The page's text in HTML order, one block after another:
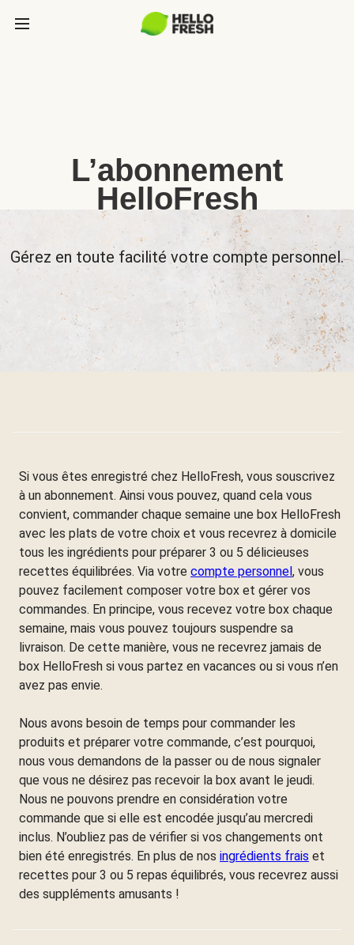
L’abonnement
HelloFresh
Gérez en toute facilité votre compte personnel.
Si vous êtes enregistré chez HelloFresh, vous souscrivez
à un abonnement. Ainsi vous pouvez, quand cela vous
convient, commander chaque semaine une box HelloFresh
avec les plats de votre choix et vous recevrez à domicile
tous les ingrédients pour préparer 3 ou 5 délicieuses
recettes équilibrées. Via votre compte personnel, vous
pouvez facilement composer votre box et gérer vos
commandes. En principe, vous recevez votre box chaque
semaine, mais vous pouvez toujours suspendre sa
livraison. De cette manière, vous ne recevrez jamais de
box HelloFresh si vous partez en vacances ou si vous n’en
avez pas envie.
Nous avons besoin de temps pour commander les
produits et préparer votre commande, c’est pourquoi,
nous vous demandons de la passer ou de nous signaler
que vous ne désirez pas recevoir la box avant le jeudi.
Nous ne pouvons prendre en considération votre
commande que si elle est encodée jusqu’au mercredi
inclus. N’oubliez pas de vérifier si vos changements ont
bien été enregistrés. En plus de nos ingrédients frais et
recettes pour 3 ou 5 repas équilibrés, vous recevrez aussi
des suppléments amusants !